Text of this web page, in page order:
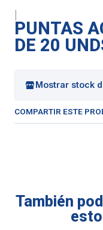
PUNTAS
DE 20
Mostrar stock
COMPARTIR ESTE
También